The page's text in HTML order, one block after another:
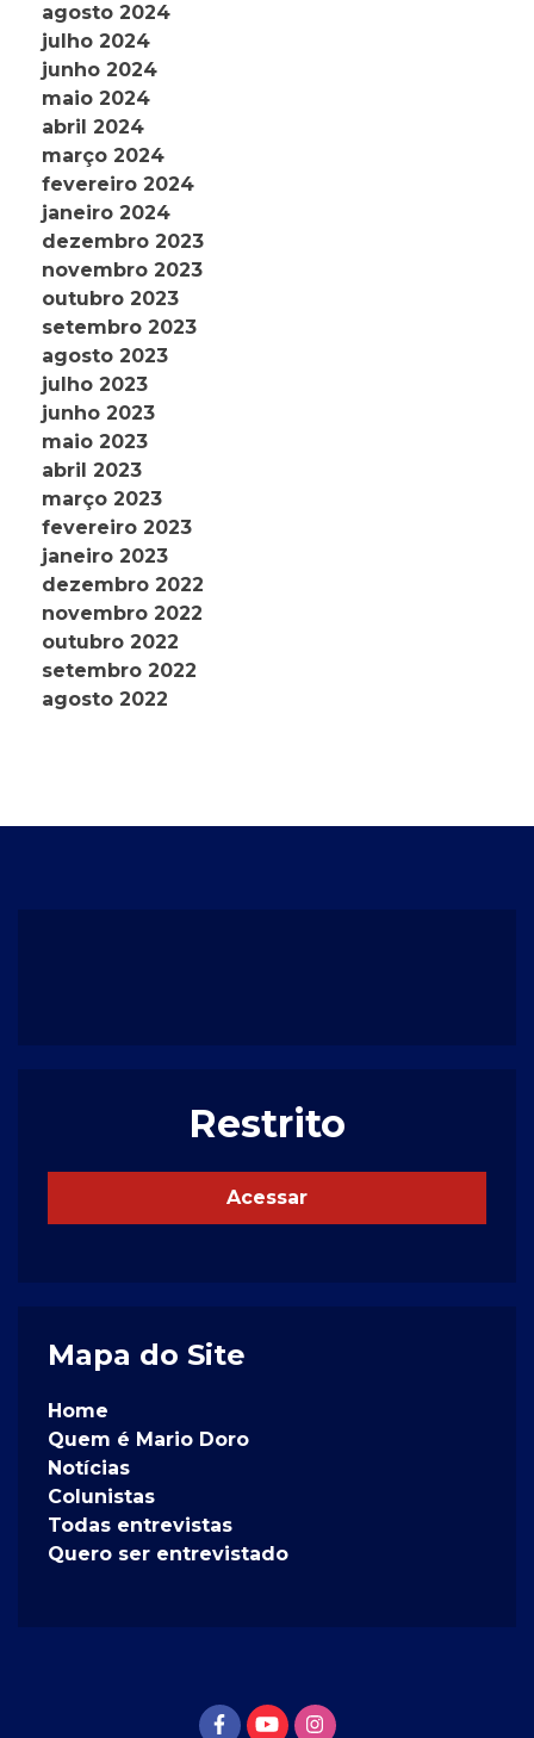
agosto 2024
julho 2024
junho 2024
maio 2024
abril 2024
março 2024
fevereiro 2024
janeiro 2024
dezembro 2023
novembro 2023
outubro 2023
setembro 2023
agosto 2023
julho 2023
junho 2023
maio 2023
abril 2023
março 2023
fevereiro 2023
janeiro 2023
dezembro 2022
novembro 2022
outubro 2022
setembro 2022
agosto 2022
Restrito
Acessar
Mapa do Site
Home
Quem é Mario Doro
Notícias
Colunistas
Todas entrevistas
Quero ser entrevistado